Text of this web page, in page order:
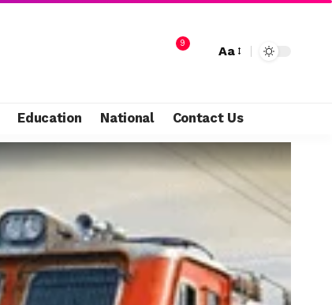
9
Aa
Education National Contact Us